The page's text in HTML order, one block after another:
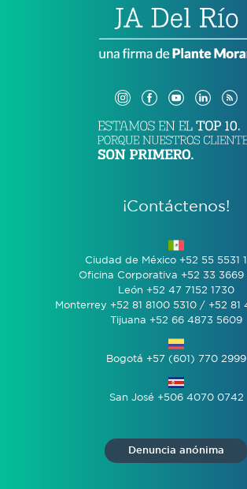
¡Contáctenos!
Ciudad de México +52 55 5531
Oficina Corporativa +52 33 3669
León +52 47 7152 1730
Monterrey +52 81 8100 5310 / +52 81
Tijuana +52 66 4873 5609
Bogotá +57 (601) 770 2999
San José +506 4070 0742
Denuncia anónima